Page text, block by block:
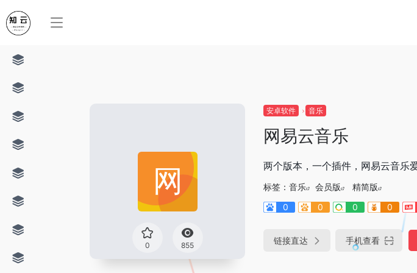
0 855
安卓软件 音乐
网易云音乐
两个版本，一个插件，网易云音乐
标签： 音乐 会员版
精简版
0
0 0 0
链接直达 手机查看